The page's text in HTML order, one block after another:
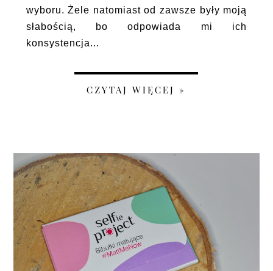
wyboru. Żele natomiast od zawsze były moją
słabością, bo odpowiada mi ich
konsystencja...
CZYTAJ WIĘCEJ »